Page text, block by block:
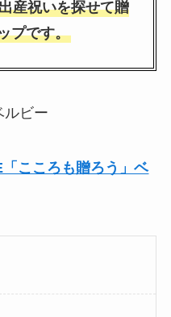
産祝いを探せて贈
プです。
ルビー
こころも贈ろう」ベ